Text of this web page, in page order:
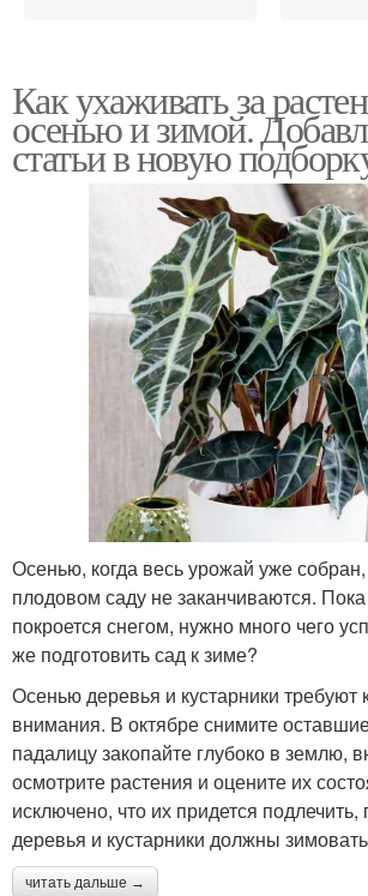
Минимальный уход
Плодовые дерева
Как ухаживать за
осенью и зимой.
статьи в новую
Осенью, когда весь урожай уже
плодовом саду не заканчиваются. Пока
покроется снегом, нужно много чего
же подготовить сад к зиме?
Осенью деревья и кустарники требуют
внимания. В октябре снимите
падалицу закопайте глубоко в землю,
осмотрите растения и оцените их
исключено, что их придется подлечить,
деревья и кустарники должны
читать дальше →